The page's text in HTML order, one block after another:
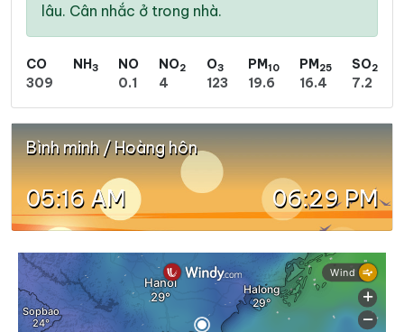
lâu. Cân nhắc ở trong nhà.
CO
309
NH3
NO
0.1
NO2
4
O3
123
PM10
19.6
PM25
16.4
SO2
7.2
Bình minh / Hoàng hôn
05:16 AM 06:29 PM